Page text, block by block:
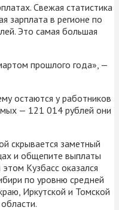
Свежая статистика
зарплата в регионе по
Это самая большая
прошлого года», —
остаются у работников
— 121 014 рублей они
скрывается заметный
и общепите выплаты
Кузбасс оказался
по уровню средней
Иркутской и Томской